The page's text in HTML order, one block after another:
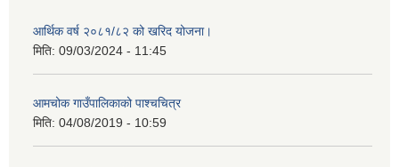
आर्थिक वर्ष २०८१/८२ को खरिद योजना।
मिति: 09/03/2024 - 11:45
आमचोक गाउँपालिकाको पाश्चचित्र
मिति: 04/08/2019 - 10:59